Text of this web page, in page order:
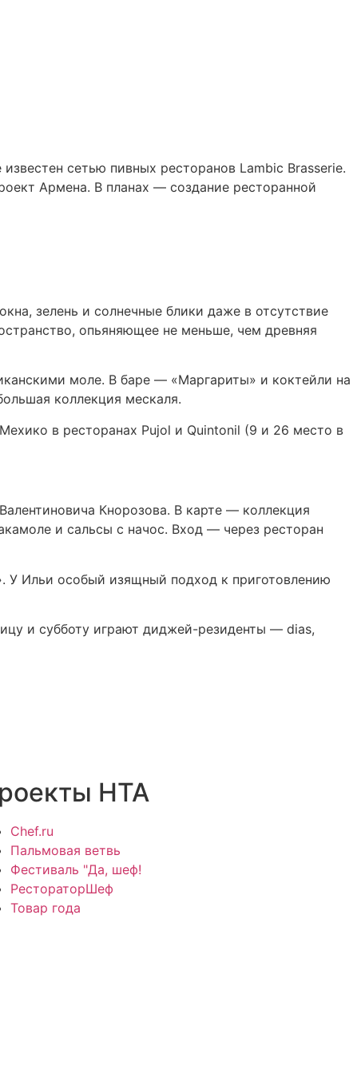
сетью пивных ресторанов Lambic Brasserie.
Армена. В планах — создание ресторанной
зелень и солнечные блики даже в отсутствие
опьяняющее не меньше, чем древняя
моле. В баре — «Маргариты» и коктейли на
коллекция мескаля.
в ресторанах Pujol и Quintonil (9 и 26 место в
Кнорозова. В карте — коллекция
и сальсы с начос. Вход — через ресторан
У Ильи особый изящный подход к приготовлению
и субботу играют диджей-резиденты — dias,
НТА
Chef.ru
Пальмовая ветвь
Фестиваль "Да, шеф!
РестораторШеф
Товар года